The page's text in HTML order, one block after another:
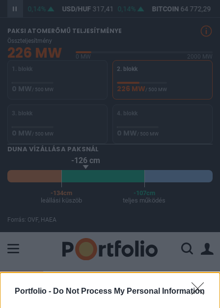
Portfolio - Do Not Process My Personal Information
365,91 0,14% USD/HUF317,41 0,14% BITCOIN64 772,29
PAKSI ATOMERŐMŰ TELJESÍTMÉNYE
Összteljesítmény
226 MW 0 MW
2000 MW
1. blokk
0 MW/ 500 MW
2. blokk
226 MW/ 500 MW
3. blokk
0 MW/ 500 MW
4. blokk
0 MW/ 500 MW
DUNA VÍZÁLLÁSA PAKSNÁL
-126 cm
-134cm
leállási küszöb
-107cm
teljes működés
Forrás: OVF, HAEA